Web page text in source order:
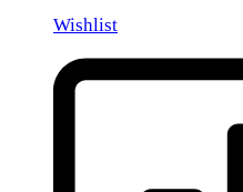
Wishlist